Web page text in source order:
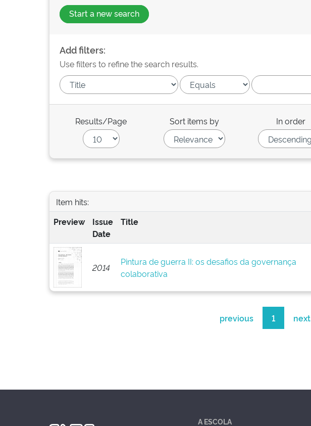
Start a new search
Add filters:
Use filters to refine the search results.
Results/Page Sort items by In order
Item hits:
Preview
Issue
Date
Title
2014
Pintura de guerra II: os desafios da governança
colaborativa
previous 1 next
A ESCOLA